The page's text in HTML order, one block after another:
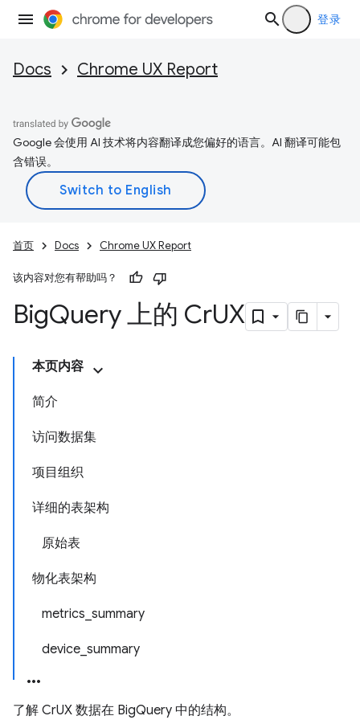
登录
Docs Chrome UX Report
Google 会使用 AI 技术将内容翻译成您偏好的语言。AI 翻译可能包
含错误。
首页 Docs Chrome UX Report
该内容对您有帮助吗？
BigQuery 上的 CrUX
本页内容
简介
访问数据集
项目组织
详细的表架构
原始表
物化表架构
metrics_summary
device_summary
了解 CrUX 数据在 BigQuery 中的结构。